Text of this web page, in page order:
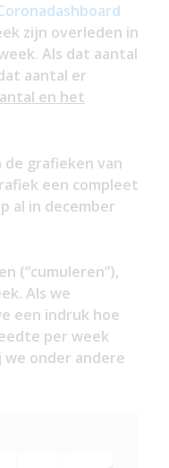
zijn overleden in
Als dat aantal
aantal er
en het
de grafieken van
een compleet
al in december
(“cumuleren”),
Als we
een indruk hoe
per week
onder andere